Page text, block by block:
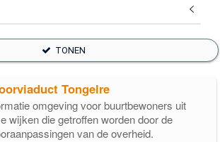
TONEN
Tongelre
omgeving voor buurtbewoners uit
wijken die getroffen worden door de
van de overheid.